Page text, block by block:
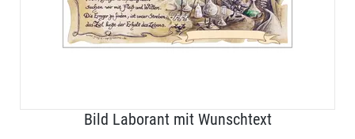
Bild Laborant mit Wunschtext